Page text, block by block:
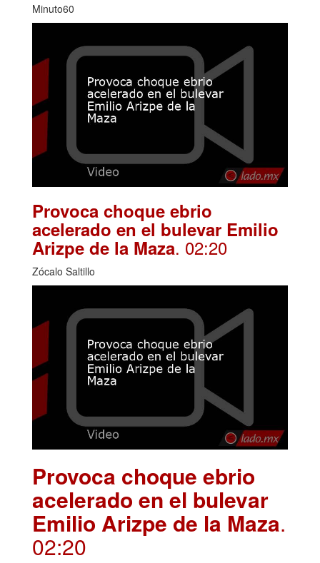
Minuto60
Provoca choque ebrio
acelerado en el bulevar Emilio
Arizpe de la Maza. 02:20
Zócalo Saltillo
Provoca choque ebrio
acelerado en el bulevar
Emilio Arizpe de la Maza.
02:20